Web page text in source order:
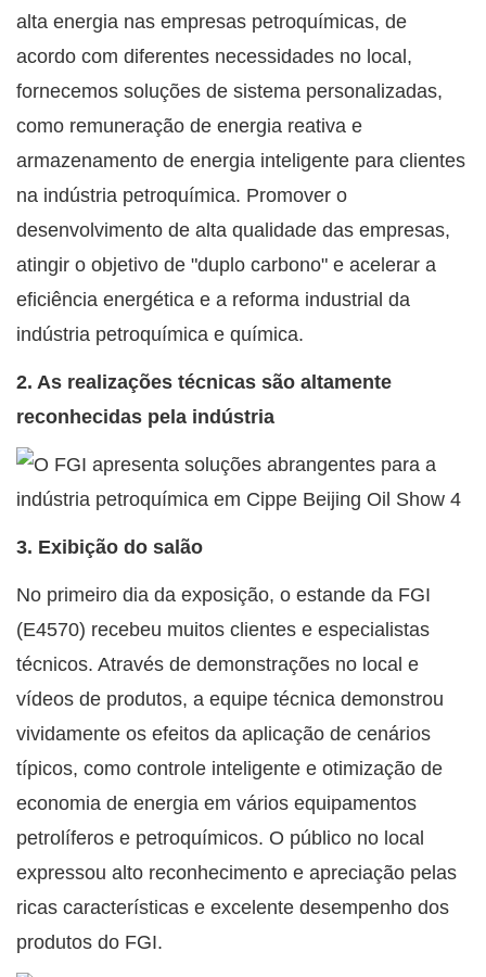
alta energia nas empresas petroquímicas, de
acordo com diferentes necessidades no local,
fornecemos soluções de sistema personalizadas,
como remuneração de energia reativa e
armazenamento de energia inteligente para clientes
na indústria petroquímica. Promover o
desenvolvimento de alta qualidade das empresas,
atingir o objetivo de "duplo carbono" e acelerar a
eficiência energética e a reforma industrial da
indústria petroquímica e química.
2. As realizações técnicas são altamente
reconhecidas pela indústria
3. Exibição do salão
No primeiro dia da exposição, o estande da FGI
(E4570) recebeu muitos clientes e especialistas
técnicos. Através de demonstrações no local e
vídeos de produtos, a equipe técnica demonstrou
vividamente os efeitos da aplicação de cenários
típicos, como controle inteligente e otimização de
economia de energia em vários equipamentos
petrolíferos e petroquímicos. O público no local
expressou alto reconhecimento e apreciação pelas
ricas características e excelente desempenho dos
produtos do FGI.